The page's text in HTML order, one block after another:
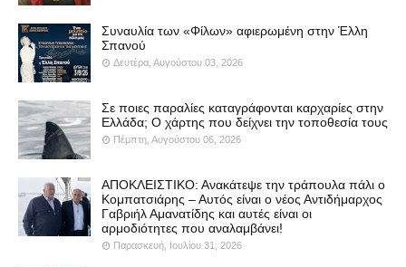
Συναυλία των «Φίλων» αφιερωμένη στην Έλλη
Σπανού
Δευτέρα, Αυγούστου 03, 2026
Σε ποιες παραλίες καταγράφονται καρχαρίες στην
Ελλάδα; Ο χάρτης που δείχνει την τοποθεσία τους
Πέμπτη, Αυγούστου 06, 2026
ΑΠΟΚΛΕΙΣΤΙΚΟ: Ανακάτεψε την τράπουλα πάλι ο
Κομπατσιάρης – Αυτός είναι ο νέος Αντιδήμαρχος
Γαβριήλ Αμανατίδης και αυτές είναι οι
αρμοδιότητες που αναλαμβάνει!
Παρασκευή, Ιουλίου 31, 2026